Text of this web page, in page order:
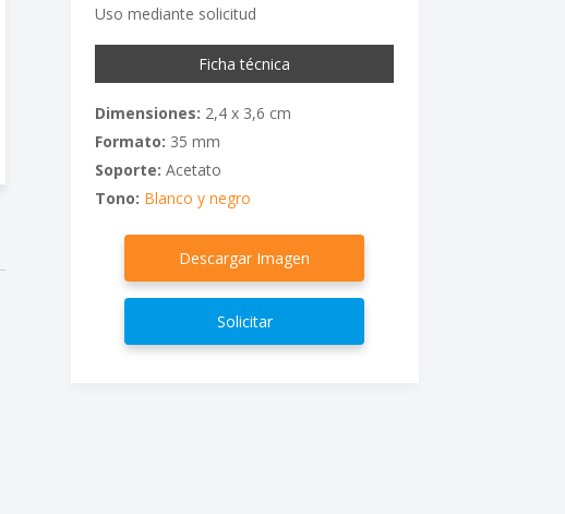
Uso mediante solicitud
Ficha técnica
Dimensiones: 2,4 x 3,6 cm
Formato: 35 mm
Soporte: Acetato
Tono: Blanco y negro
Descargar Imagen
Solicitar